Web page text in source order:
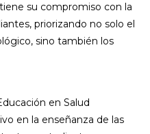
su compromiso con la
priorizando no solo el
sino también los
en Salud
en la enseñanza de las